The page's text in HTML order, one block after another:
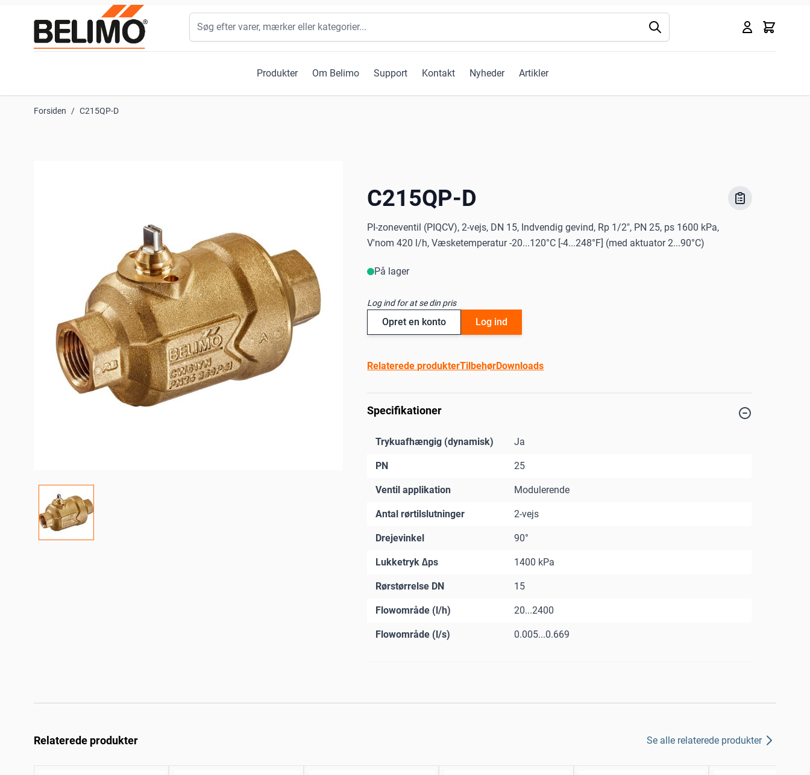
Produkter Om Belimo Support Kontakt Nyheder Artikler
Kurv
Søg
Forsiden / C215QP-D
C215QP-D
PI-zoneventil (PIQCV), 2-vejs, DN 15, Indvendig gevind, Rp 1/2", PN 25, ps 1600 kPa,
V'nom 420 l/h, Væsketemperatur -20...120°C [-4...248°F] (med aktuator 2...90°C)
På lager
Log ind for at se din pris
Opret en konto Log ind
Relaterede produkterTilbehørDownloads
Specifikationer
Trykuafhængig (dynamisk) Ja
PN 25
Ventil applikation Modulerende
Antal rørtilslutninger 2-vejs
Drejevinkel 90°
Lukketryk ∆ps 1400 kPa
Rørstørrelse DN 15
Flowområde (l/h) 20...2400
Flowområde (l/s) 0.005...0.669
Relaterede produkter Se alle relaterede produkter